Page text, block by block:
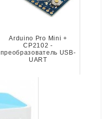
Arduino Pro Mini +
CP2102 -
преобразователь USB-
UART